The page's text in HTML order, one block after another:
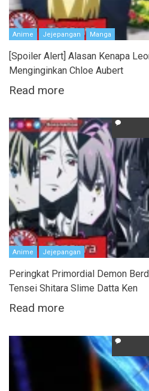
Anime Jejepangan Manga
[Spoiler Alert] Alasan Kenapa
Menginginkan Chloe Aubert
Read more
Anime Jejepangan
Peringkat Primordial Demon
Tensei Shitara Slime Datta Ken
Read more